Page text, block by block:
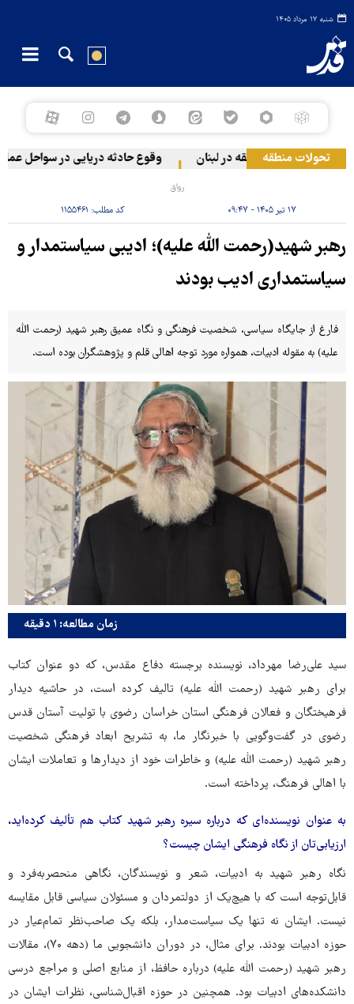
شنبه ۱۷ مرداد ۱۴۰۵
تحولات منطقه
به دو منطقه در لبنان وقوع حادثه دریایی در سواحل عمان
رواق
۱۷ تیر ۱۴۰۵ - ۰۹:۴۷ کد مطلب: ۱۱۵۵۴۶۱
رهبر شهید(رحمت الله علیه)؛ ادیبی سیاستمدار و
سیاستمداری ادیب بودند
فارغ از جایگاه سیاسی، شخصیت فرهنگی و نگاه عمیق رهبر شهید (رحمت الله
علیه) به مقوله ادبیات، همواره مورد توجه اهالی قلم و پژوهشگران بوده است.
زمان مطالعه: ۱ دقیقه
سید علی‌رضا مهرداد، نویسنده برجسته دفاع مقدس، که دو عنوان کتاب
برای رهبر شهید (رحمت الله علیه) تالیف کرده است، در حاشیه دیدار
فرهیختگان و فعالان فرهنگی استان خراسان رضوی با تولیت آستان قدس
رضوی در گفت‌وگویی با خبرنگار ما، به تشریح ابعاد فرهنگی شخصیت
رهبر شهید (رحمت الله علیه) و خاطرات خود از دیدارها و تعاملات ایشان
با اهالی فرهنگ، پرداخته است.
به عنوان نویسنده‌ای که درباره سیره رهبر شهید کتاب هم تألیف کرده‌اید،
ارزیابی‌تان از نگاه فرهنگی ایشان چیست؟
نگاه رهبر شهید به ادبیات، شعر و نویسندگان، نگاهی منحصربه‌فرد و
قابل‌توجه است که با هیچ‌یک از دولتمردان و مسئولان سیاسی قابل مقایسه
نیست. ایشان نه تنها یک سیاست‌مدار، بلکه یک صاحب‌نظر تمام‌عیار در
حوزه ادبیات بودند. برای مثال، در دوران دانشجویی ما (دهه ۷۰)، مقالات
رهبر شهید (رحمت الله علیه) درباره حافظ، از منابع اصلی و مراجع درسی
دانشکده‌های ادبیات بود. همچنین در حوزه اقبال‌شناسی، نظرات ایشان در